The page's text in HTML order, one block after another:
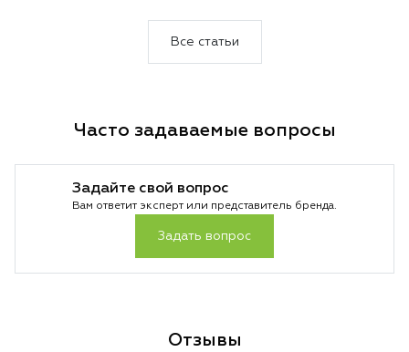
Все статьи
Часто задаваемые вопросы
Задайте свой вопрос
Вам ответит эксперт или представитель бренда.
Задать вопрос
Отзывы